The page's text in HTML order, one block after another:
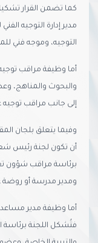
كما تضمن القرار
التوجيه، وموجه فني
أما وظيفة مراقب
إلى جانب مراقب توجيه
وفيما يتعلق بلجان
أن تكون لجنة رئيس
برئاسة مراقب شؤون
ومدير مدرسة أو روضة
أما وظيفة مدير
فتُشكل اللجنة برئاسة